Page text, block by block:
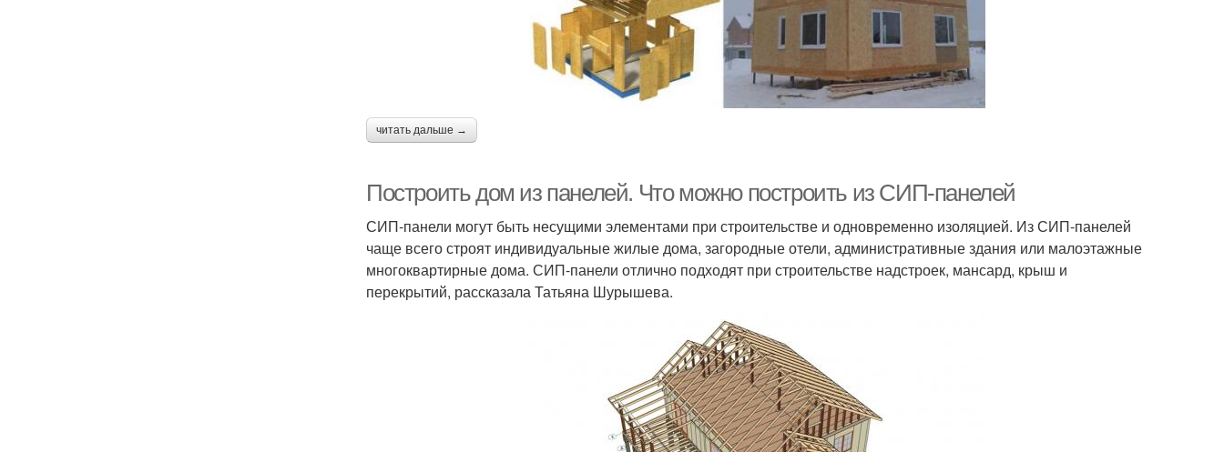
читать дальше →
Построить дом из панелей. Что можно построить из СИП-панелей
СИП-панели могут быть несущими элементами при строительстве и одновременно изоляцией. Из СИП-панелей
чаще всего строят индивидуальные жилые дома, загородные отели, административные здания или малоэтажные
многоквартирные дома. СИП-панели отлично подходят при строительстве надстроек, мансард, крыш и
перекрытий, рассказала Татьяна Шурышева.